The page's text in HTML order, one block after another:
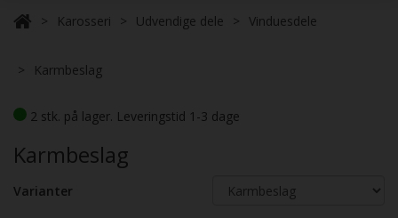
Karosseri Udvendige dele Vinduesdele
Karmbeslag
2 stk. på lager. Leveringstid 1-3 dage
Karmbeslag
Varianter